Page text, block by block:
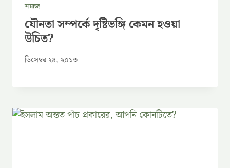
সমাজ
যৌনতা সম্পর্কে দৃষ্টিভঙ্গি কেমন হওয়া
উচিত?
ডিসেম্বর ২৪, ২০১৩